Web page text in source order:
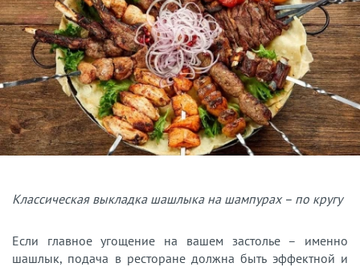
Классическая выкладка шашлыка на шампурах – по кругу
Если главное угощение на вашем застолье – именно
шашлык, подача в ресторане должна быть эффектной и